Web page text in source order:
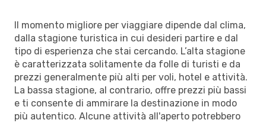
Il momento migliore per viaggiare dipende dal clima,
dalla stagione turistica in cui desideri partire e dal
tipo di esperienza che stai cercando. L’alta stagione
è caratterizzata solitamente da folle di turisti e da
prezzi generalmente più alti per voli, hotel e attività.
La bassa stagione, al contrario, offre prezzi più bassi
e ti consente di ammirare la destinazione in modo
più autentico. Alcune attività all'aperto potrebbero